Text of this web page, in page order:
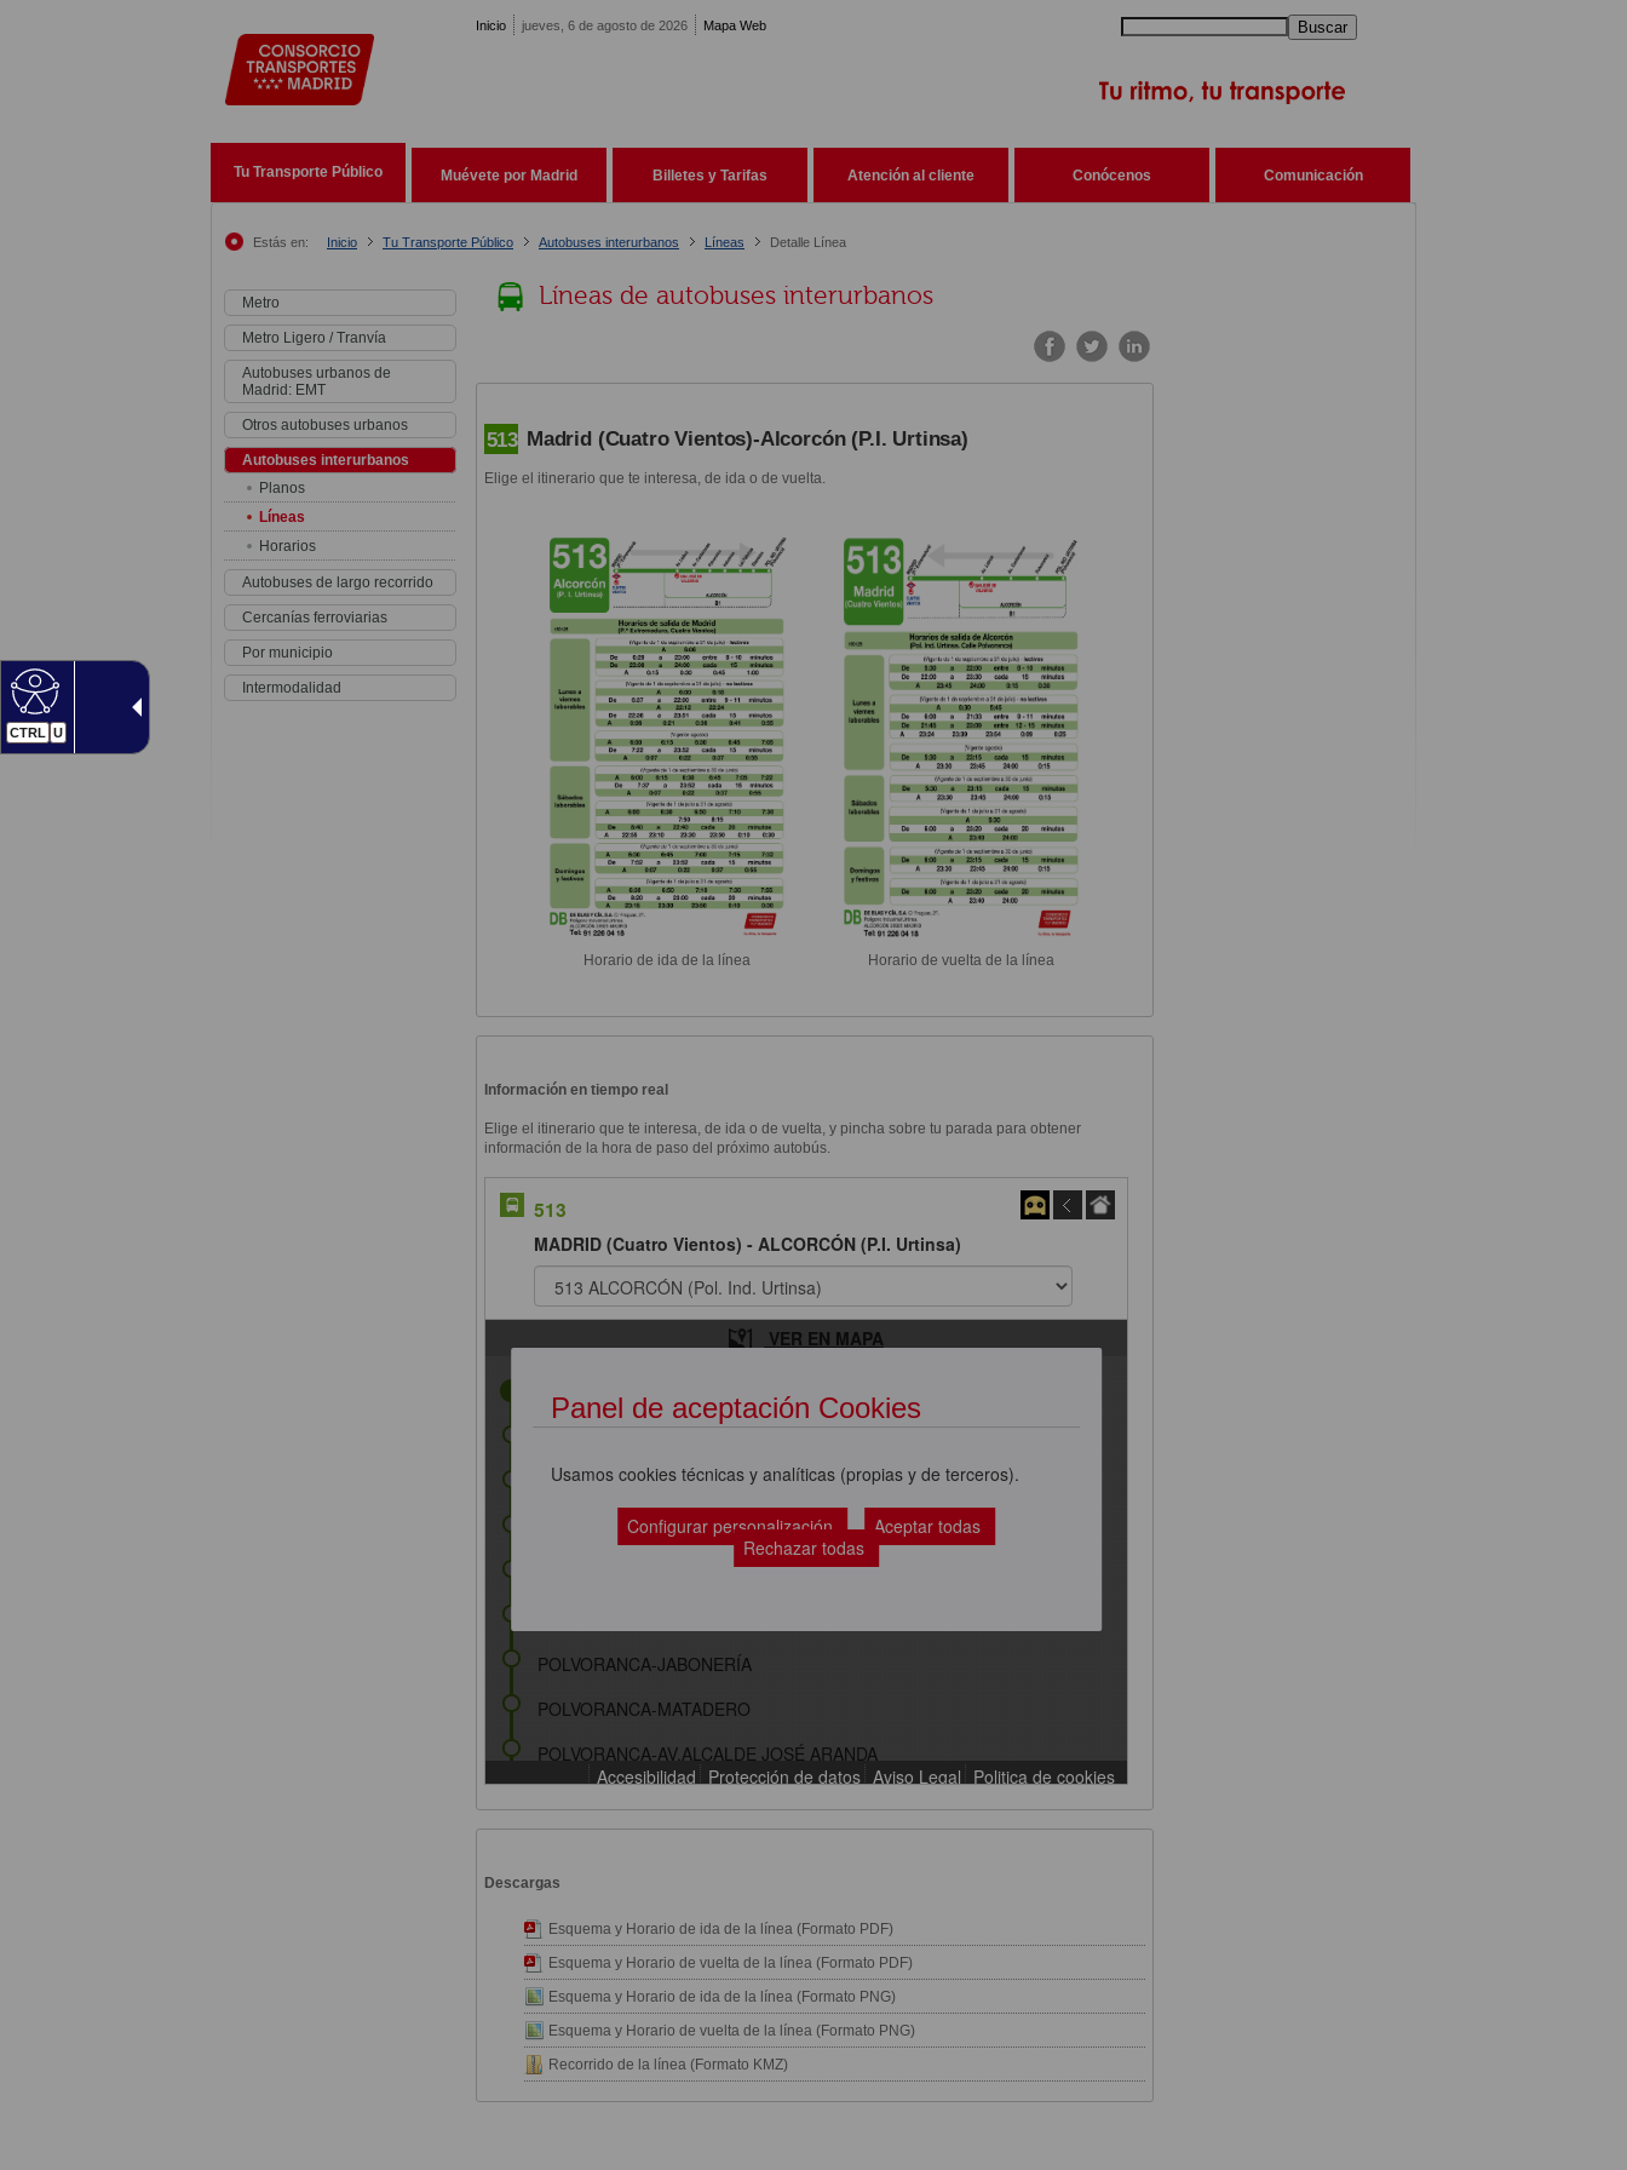
CTRL U
Inicio jueves, 6 de agosto de 2026 Mapa Web Buscar
Tu Transporte Público Muévete por Madrid Billetes y Tarifas Atención al cliente Conócenos Comunicación
Estás en: Inicio Tu Transporte Público Autobuses interurbanos Líneas Detalle Línea
Metro
Metro Ligero / Tranvía
Autobuses urbanos de
Madrid: EMT
Otros autobuses urbanos
Autobuses interurbanos
Planos
Líneas
Horarios
Autobuses de largo recorrido
Cercanías ferroviarias
Por municipio
Intermodalidad
Líneas de autobuses interurbanos
513 Madrid (Cuatro Vientos)-Alcorcón (P.I. Urtinsa)
Elige el itinerario que te interesa, de ida o de vuelta.
Horario de ida de la línea Horario de vuelta de la línea
Información en tiempo real
Elige el itinerario que te interesa, de ida o de vuelta, y pincha sobre tu parada para obtener
información de la hora de paso del próximo autobús.
Descargas
Esquema y Horario de ida de la línea (Formato PDF)
Esquema y Horario de vuelta de la línea (Formato PDF)
Esquema y Horario de ida de la línea (Formato PNG)
Esquema y Horario de vuelta de la línea (Formato PNG)
Recorrido de la línea (Formato KMZ)